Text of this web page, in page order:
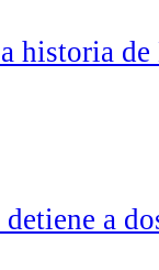
historia
a